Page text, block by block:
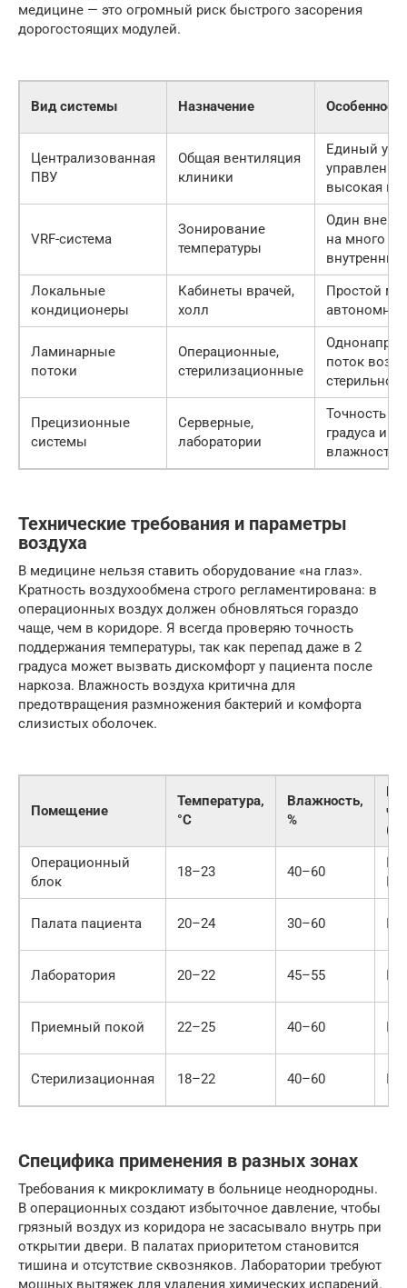
медицине — это огромный риск быстрого засорения
дорогостоящих модулей.
Вид системы Назначение
Централизованная
ПВУ
Общая вентиляция
клиники
Единый
управления,
высокая
VRF-система
Зонирование
температуры
Один
на много
внутренних
Локальные
кондиционеры
Кабинеты врачей,
холл
Простой
Ламинарные
потоки
Операционные,
стерилизационные
поток
Прецизионные
системы
Серверные,
лаборатории
Точность
градуса и 1%
влажности
Технические требования и параметры
воздуха
В медицине нельзя ставить оборудование «на глаз».
Кратность воздухообмена строго регламентирована: в
операционных воздух должен обновляться гораздо
чаще, чем в коридоре. Я всегда проверяю точность
поддержания температуры, так как перепад даже в 2
градуса может вызвать дискомфорт у пациента после
наркоза. Влажность воздуха критична для
предотвращения размножения бактерий и комфорта
слизистых оболочек.
Помещение
Температура,
°C
Влажность,
%
Операционный
блок
18–23 40–60
Палата пациента 20–24 30–60
Лаборатория 20–22 45–55
Приемный покой 22–25 40–60
Стерилизационная 18–22 40–60
Специфика применения в разных зонах
Требования к микроклимату в больнице неоднородны.
В операционных создают избыточное давление, чтобы
грязный воздух из коридора не засасывало внутрь при
открытии двери. В палатах приоритетом становится
тишина и отсутствие сквозняков. Лаборатории требуют
мощных вытяжек для удаления химических испарений.